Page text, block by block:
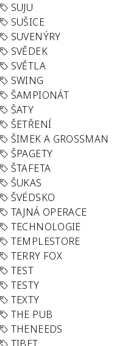
SUJU
SUŠICE
SUVENÝRY
SVĚDEK
SVĚTLA
SWING
ŠAMPIONÁT
ŠATY
ŠETŘENÍ
ŠIMEK A GROSSMAN
ŠPAGETY
ŠTAFETA
ŠUKAS
ŠVÉDSKO
TAJNÁ OPERACE
TECHNOLOGIE
TEMPLESTORE
TERRY FOX
TEST
TESTY
TEXTY
THE PUB
THENEEDS